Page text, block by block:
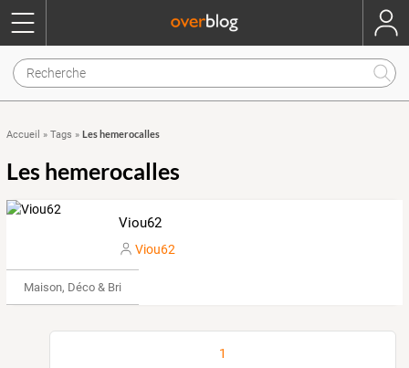
Accueil » Tags » Les hemerocalles
Les hemerocalles
Viou62
Viou62
Maison, Déco & Bricolage
1